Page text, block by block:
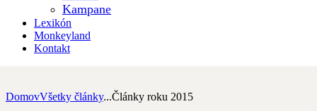
Kampane
Lexikón
Monkeyland
Kontakt
DomovVšetky články...Články roku 2015